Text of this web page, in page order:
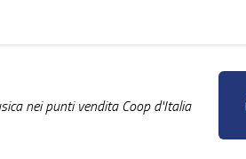
nei punti vendita Coop d'Italia